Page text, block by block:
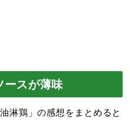
スが薄味
淋鶏」の感想をまとめると